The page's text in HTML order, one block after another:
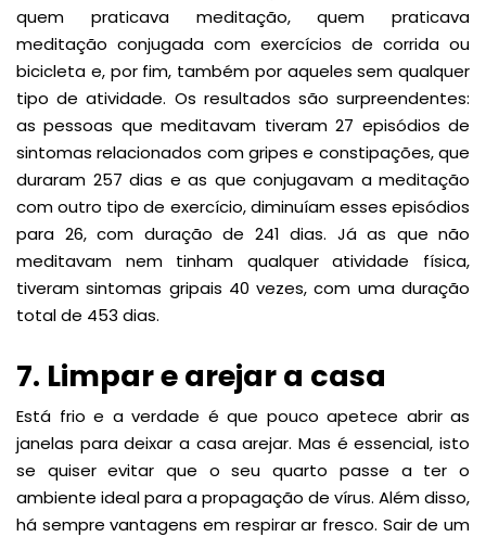
quem praticava meditação, quem praticava
meditação conjugada com exercícios de corrida ou
bicicleta e, por fim, também por aqueles sem qualquer
tipo de atividade. Os resultados são surpreendentes:
as pessoas que meditavam tiveram 27 episódios de
sintomas relacionados com gripes e constipações, que
duraram 257 dias e as que conjugavam a meditação
com outro tipo de exercício, diminuíam esses episódios
para 26, com duração de 241 dias. Já as que não
meditavam nem tinham qualquer atividade física,
tiveram sintomas gripais 40 vezes, com uma duração
total de 453 dias.
7. Limpar e arejar a casa
Está frio e a verdade é que pouco apetece abrir as
janelas para deixar a casa arejar. Mas é essencial, isto
se quiser evitar que o seu quarto passe a ter o
ambiente ideal para a propagação de vírus. Além disso,
há sempre vantagens em respirar ar fresco. Sair de um